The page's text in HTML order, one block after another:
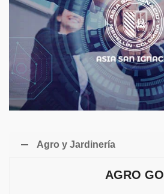
Agro y Jardinería
AGRO GO